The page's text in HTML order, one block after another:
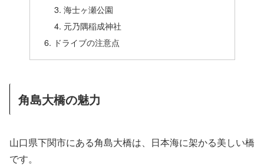
海士ヶ瀬公園
元乃隅稲成神社
ドライブの注意点
角島大橋の魅力
山口県下関市にある角島大橋は、日本海に架かる美しい橋
です。